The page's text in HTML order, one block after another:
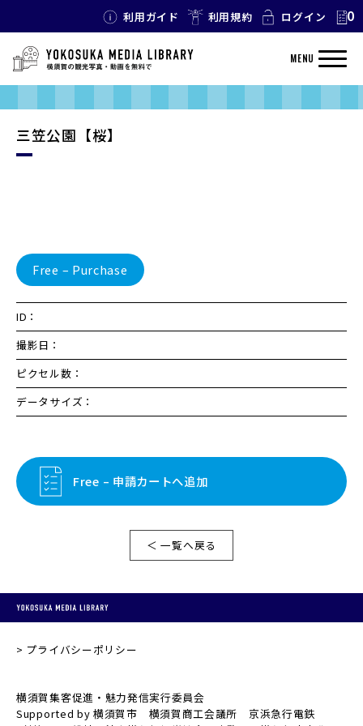
利用ガイド 利用規約 ログイン 0
MENU
三笠公園【桜】
Free – Purchase
ID：
撮影日：
ピクセル数：
データサイズ：
Free – 申請カートへ追加
＜ 一覧へ戻る
プライバシーポリシー
横須賀集客促進・魅力発信実行委員会
Supported by 横須賀市 横須賀商工会議所 京浜急行電鉄